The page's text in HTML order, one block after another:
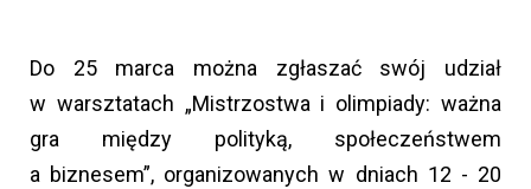
Do 25 marca można zgłaszać swój udział
w warsztatach „Mistrzostwa i olimpiady: ważna
gra między polityką, społeczeństwem
a biznesem”, organizowanych w dniach 12 - 20